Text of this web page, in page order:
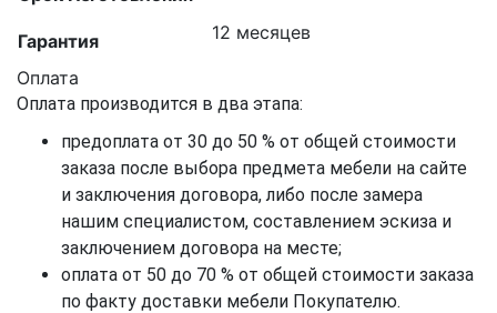
Гарантия 12 месяцев
Оплата
Оплата производится в два этапа:
предоплата от 30 до 50 % от общей стоимости
заказа после выбора предмета мебели на сайте
и заключения договора, либо после замера
нашим специалистом, составлением эскиза и
заключением договора на месте;
оплата от 50 до 70 % от общей стоимости заказа
по факту доставки мебели Покупателю.